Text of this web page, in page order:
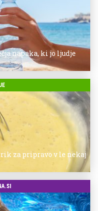
napaka, ki jo ljudje
za pripravo v le nekaj